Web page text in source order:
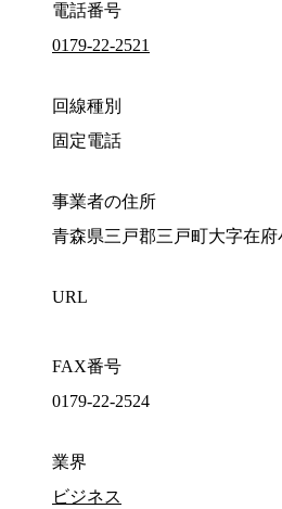
電話番号
0179-22-2521
回線種別
固定電話
事業者の住所
青森県三戸郡三戸町大字在府
URL
FAX番号
0179-22-2524
業界
ビジネス